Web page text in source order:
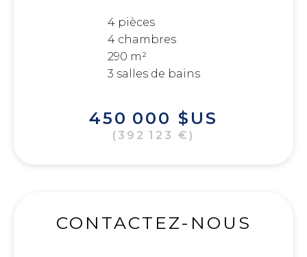
4 pièces
4 chambres
290 m²
3 salles de bains
450 000 $US
(392 123 €)
CONTACTEZ-NOUS